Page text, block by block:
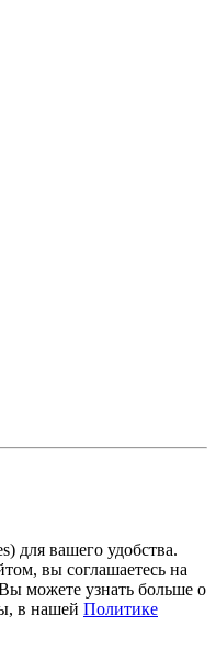
для вашего удобства.
вы соглашаетесь на
можете узнать больше о
в нашей Политике